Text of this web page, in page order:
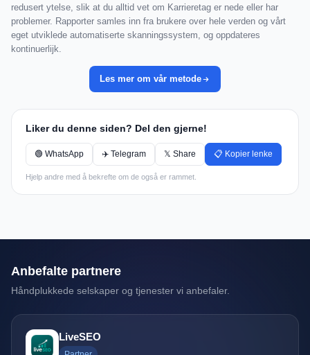
redusert ytelse, slik at du alltid vet om Karrieretag er nede eller har
problemer. Rapporter samles inn fra brukere over hele verden og vårt
eget utviklede automatiserte skanningssystem, og oppdateres
kontinuerlijk.
Les mer om vår metode
Liker du denne siden? Del den gjerne!
🟢 WhatsApp ✈️ Telegram 𝕏 Share 📋 Kopier lenke
Hjelp andre med å bekrefte om de også er rammet.
Anbefalte partnere
Håndplukkede selskaper og tjenester vi anbefaler.
LiveSEO